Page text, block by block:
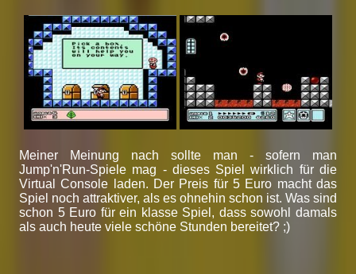
Meiner Meinung nach sollte man - sofern man
Jump'n'Run-Spiele mag - dieses Spiel wirklich für die
Virtual Console laden. Der Preis für 5 Euro macht das
Spiel noch attraktiver, als es ohnehin schon ist. Was sind
schon 5 Euro für ein klasse Spiel, dass sowohl damals
als auch heute viele schöne Stunden bereitet? ;)